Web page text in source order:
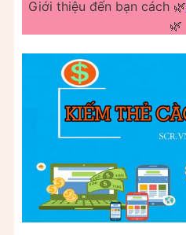
Giới thiệu đến bạn cách 🌿
🌿